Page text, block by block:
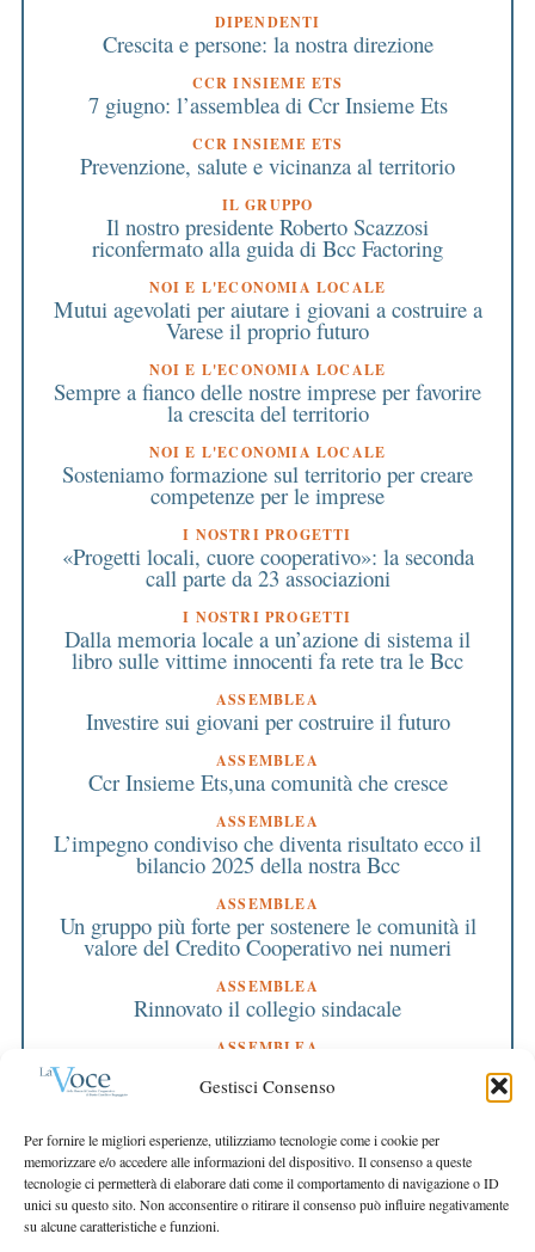
Gestisci Consenso
Per fornire le migliori esperienze, utilizziamo tecnologie come i cookie per
memorizzare e/o accedere alle informazioni del dispositivo. Il consenso a queste
tecnologie ci permetterà di elaborare dati come il comportamento di navigazione o ID
unici su questo sito. Non acconsentire o ritirare il consenso può influire negativamente
su alcune caratteristiche e funzioni.
DIPENDENTI
Crescita e persone: la nostra direzione
CCR INSIEME ETS
7 giugno: l’assemblea di Ccr Insieme Ets
CCR INSIEME ETS
Prevenzione, salute e vicinanza al territorio
IL GRUPPO
Il nostro presidente Roberto Scazzosi
riconfermato alla guida di Bcc Factoring
NOI E L'ECONOMIA LOCALE
Mutui agevolati per aiutare i giovani a costruire a
Varese il proprio futuro
NOI E L'ECONOMIA LOCALE
Sempre a fianco delle nostre imprese per favorire
la crescita del territorio
NOI E L'ECONOMIA LOCALE
Sosteniamo formazione sul territorio per creare
competenze per le imprese
I NOSTRI PROGETTI
«Progetti locali, cuore cooperativo»: la seconda
call parte da 23 associazioni
I NOSTRI PROGETTI
Dalla memoria locale a un’azione di sistema il
libro sulle vittime innocenti fa rete tra le Bcc
ASSEMBLEA
Investire sui giovani per costruire il futuro
ASSEMBLEA
Ccr Insieme Ets,una comunità che cresce
ASSEMBLEA
L’impegno condiviso che diventa risultato ecco il
bilancio 2025 della nostra Bcc
ASSEMBLEA
Un gruppo più forte per sostenere le comunità il
valore del Credito Cooperativo nei numeri
ASSEMBLEA
Rinnovato il collegio sindacale
ASSEMBLEA
Bilancio approvato all’unanimità e 2 milioni
destinati al territorio
EDITORIALE DIRETTORE
Crescere restando riconoscibili
EDITORIALE PRESIDENTE
Costruire futuro insieme